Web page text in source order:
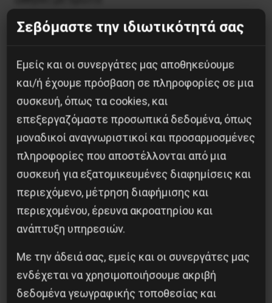
με τη φλόγα σου, νεολαία… και να μας
πλημμυρίσει με κύματα
ο αφρός των συναισθημάτων να συσκοτίζει το
τραγούδι.
Νεολαία, πες το τραγούδι και χαμογέλα σαν
παιδί.
Ο αντίλαλος της φωνής να συγκρουστεί με τον
ουρανό
και να γυρίσει πάλι σε μας – για να γίνει
ζηλευτή στους ξένους
και να μας αγαπούν πολύ, όσο αγαπούν έναν
ήλιο.
Πες το τραγούδι, Νεολαία! Πες ένα χαρούμενο
τραγούδι!
Χαμογέλα, νεολαία! Χαμογέλα! Ο κόσμος είναι
Σεβόμαστε την ιδιωτικότητά σας
Εμείς και οι συνεργάτες μας αποθηκεύουμε
και/ή έχουμε πρόσβαση σε πληροφορίες σε μια
συσκευή, όπως τα cookies, και
επεξεργαζόμαστε προσωπικά δεδομένα, όπως
μοναδικοί αναγνωριστικοί και προσαρμοσμένες
πληροφορίες που αποστέλλονται από μια
συσκευή για εξατομικευμένες διαφημίσεις και
περιεχόμενο, μέτρηση διαφήμισης και
περιεχομένου, έρευνα ακροατηρίου και
ανάπτυξη υπηρεσιών.
Με την άδειά σας, εμείς και οι συνεργάτες μας
ενδέχεται να χρησιμοποιήσουμε ακριβή
δεδομένα γεωγραφικής τοποθεσίας και